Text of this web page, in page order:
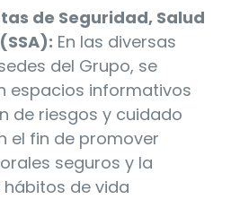
de Seguridad, Salud
En las diversas
del Grupo, se
espacios informativos
de riesgos y cuidado
el fin de promover
seguros y la
de vida